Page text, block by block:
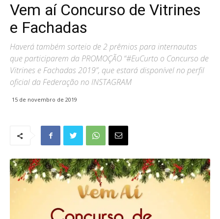
Vem aí Concurso de Vitrines
e Fachadas
Haverá também sorteio de 2 prêmios para internautas
que participarem da PROMOÇÃO “#EuCurto o Concurso de
Vitrines e Fachadas 2019”, que estará disponível no perfil
oficial da Federação no INSTAGRAM
15 de novembro de 2019